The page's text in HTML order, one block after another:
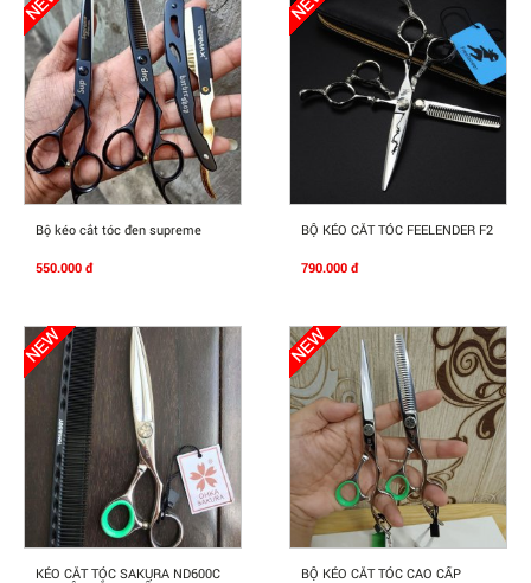
Mua Ngay
Bộ kéo cắt tóc đen supreme
550.000 đ
Mua Ngay
BỘ KÉO CẮT TÓC FEELENDER F2
790.000 đ
Mua Ngay
KÉO CẮT TÓC SAKURA ND600C
Mua Ngay
BỘ KÉO CẮT TÓC CAO CẤP